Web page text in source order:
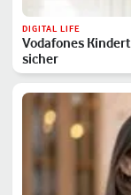
DIGITAL LIFE
Vodafones
sicher